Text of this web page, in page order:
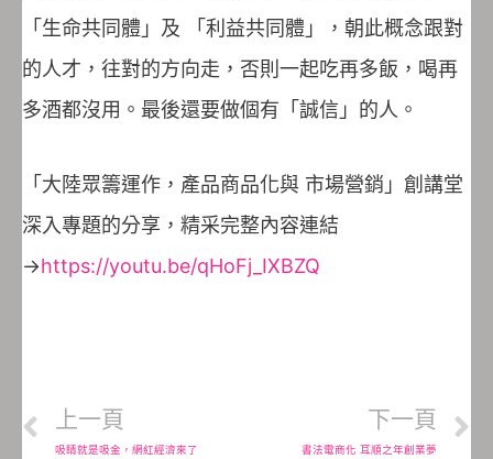
「生命共同體」及 「利益共同體」，朝此概念跟對
的人才，往對的方向走，否則一起吃再多飯，喝再
多酒都沒用。最後還要做個有「誠信」的人。
「大陸眾籌運作，產品商品化與 市場營銷」創講堂
深入專題的分享，精采完整內容連結
→https://youtu.be/qHoFj_IXBZQ
上一頁
吸睛就是吸金，網紅經濟來了
下一頁
書法電商化 耳順之年創業夢